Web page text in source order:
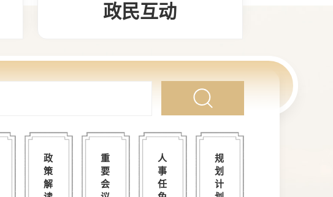
政民互动
屏边县人民政府关于印发屏边县人民政府领导工作分工的通知
屏边县人民政府办公室关于印发《2026年屏边县10件惠企实事》的通知
政
策
解
图片解读《2026年屏边县10件惠企实事》
文字解读《屏边县城市供水突发事件应急预案》
文字解读《屏边苗族自治县养犬管理办法（试行）》
重
要
会
屏边县十七届人民政府召开第60次常务会议
屏边县十七届人民政府召开第59次常务会议
屏边县十七届人民政府召开第58次常务会议
人
事
任
屏边县人民政府关于李霞等二十五位
屏边县人民政府关于蔡治安等十五位
屏边县人民政府关于邓坚强等三十一
规
划
计